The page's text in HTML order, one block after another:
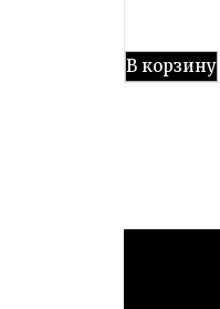
В корзину